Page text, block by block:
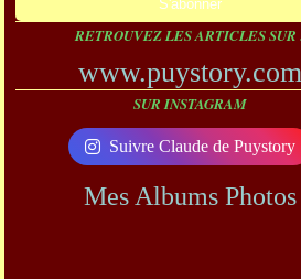
RETROUVEZ LES ARTICLES SUR
www.puystory.com
SUR INSTAGRAM
Suivre Claude de Puystory
Mes Albums Photos